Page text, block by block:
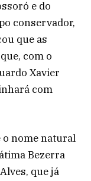
e do
conservador,
que as
com o
Xavier
com
o nome natural
Bezerra
que já